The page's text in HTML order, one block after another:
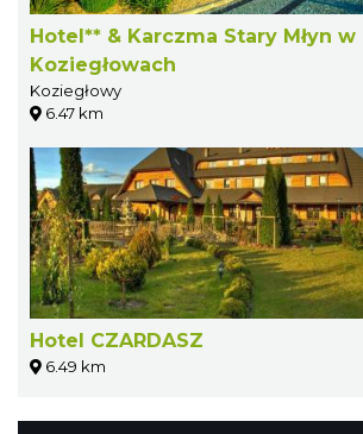
Hotel** & Karczma Stary Młyn w
Koziegłowach
Koziegłowy
6.47 km
Hotel CZARDASZ
6.49 km